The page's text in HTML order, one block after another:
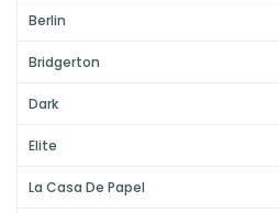
Berlin
Bridgerton
Dark
Elite
La Casa De Papel